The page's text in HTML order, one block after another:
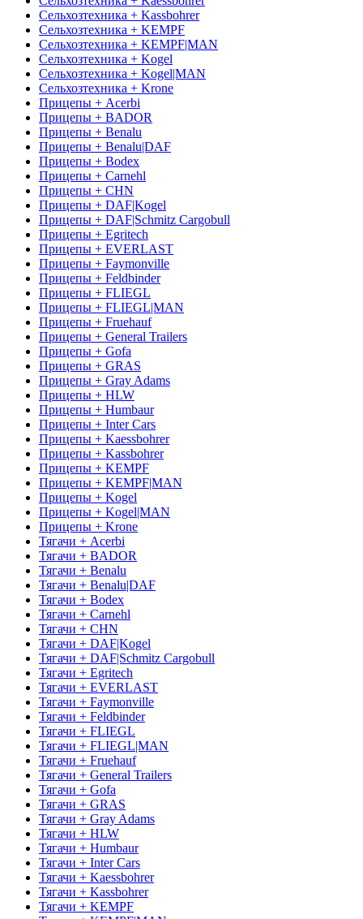
Сельхозтехника + Kassbohrer
Сельхозтехника + KEMPF
Сельхозтехника + KEMPF|MAN
Сельхозтехника + Kogel
Сельхозтехника + Kogel|MAN
Сельхозтехника + Krone
Прицепы + Acerbi
Прицепы + BADOR
Прицепы + Benalu
Прицепы + Benalu|DAF
Прицепы + Bodex
Прицепы + Carnehl
Прицепы + CHN
Прицепы + DAF|Kogel
Прицепы + DAF|Schmitz Cargobull
Прицепы + Egritech
Прицепы + EVERLAST
Прицепы + Faymonville
Прицепы + Feldbinder
Прицепы + FLIEGL
Прицепы + FLIEGL|MAN
Прицепы + Fruehauf
Прицепы + General Trailers
Прицепы + Gofa
Прицепы + GRAS
Прицепы + Gray Adams
Прицепы + HLW
Прицепы + Humbaur
Прицепы + Inter Cars
Прицепы + Kaessbohrer
Прицепы + Kassbohrer
Прицепы + KEMPF
Прицепы + KEMPF|MAN
Прицепы + Kogel
Прицепы + Kogel|MAN
Прицепы + Krone
Тягачи + Acerbi
Тягачи + BADOR
Тягачи + Benalu
Тягачи + Benalu|DAF
Тягачи + Bodex
Тягачи + Carnehl
Тягачи + CHN
Тягачи + DAF|Kogel
Тягачи + DAF|Schmitz Cargobull
Тягачи + Egritech
Тягачи + EVERLAST
Тягачи + Faymonville
Тягачи + Feldbinder
Тягачи + FLIEGL
Тягачи + FLIEGL|MAN
Тягачи + Fruehauf
Тягачи + General Trailers
Тягачи + Gofa
Тягачи + GRAS
Тягачи + Gray Adams
Тягачи + HLW
Тягачи + Humbaur
Тягачи + Inter Cars
Тягачи + Kaessbohrer
Тягачи + Kassbohrer
Тягачи + KEMPF